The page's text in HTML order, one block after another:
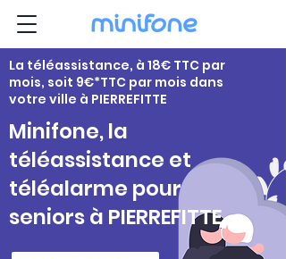
La téléassistance, à 18€ TTC par
mois, soit 9€*TTC par mois dans
votre ville à PIERREFITTE
Minifone, la
téléassistance et
téléalarme pour
seniors à PIERREFITTE